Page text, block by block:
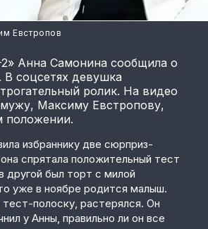
Евстропов
Анна Самонина сообщила о
В соцсетях девушка
ролик. На видео
Максиму Евстропову,
положении.
избраннику две сюрприз-
спрятала положительный тест
другой был торт с милой
уже в ноябре родится малыш.
полоску, растерялся. Он
у Анны, правильно ли он все